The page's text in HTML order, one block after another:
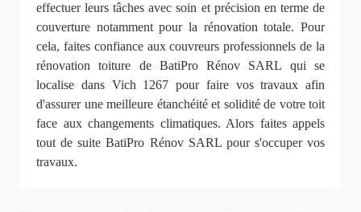
effectuer leurs tâches avec soin et précision en terme de
couverture notamment pour la rénovation totale. Pour
cela, faites confiance aux couvreurs professionnels de la
rénovation toiture de BatiPro Rénov SARL qui se
localise dans Vich 1267 pour faire vos travaux afin
d'assurer une meilleure étanchéité et solidité de votre toit
face aux changements climatiques. Alors faites appels
tout de suite BatiPro Rénov SARL pour s'occuper vos
travaux.